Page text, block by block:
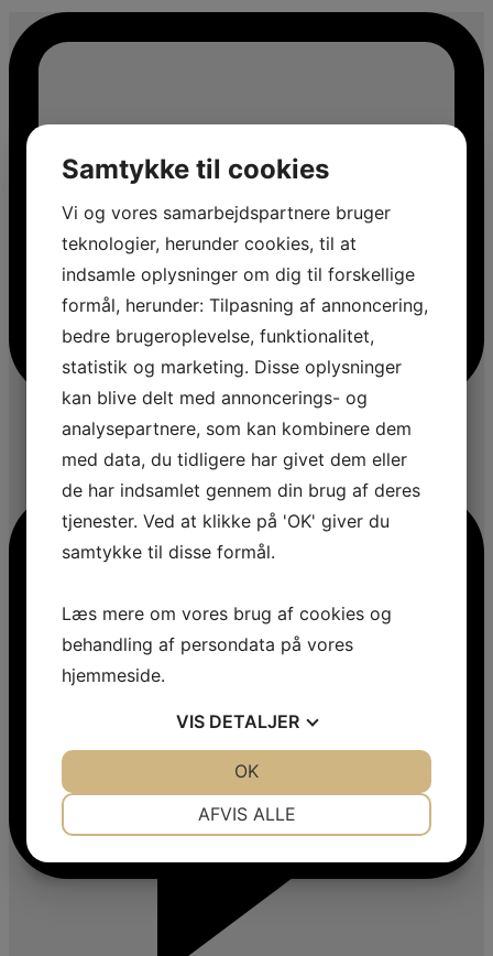
Samtykke til cookies
Vi og vores samarbejdspartnere bruger
teknologier, herunder cookies, til at
indsamle oplysninger om dig til forskellige
formål, herunder: Tilpasning af annoncering,
bedre brugeroplevelse, funktionalitet,
statistik og marketing. Disse oplysninger
kan blive delt med annoncerings- og
analysepartnere, som kan kombinere dem
med data, du tidligere har givet dem eller
de har indsamlet gennem din brug af deres
tjenester. Ved at klikke på 'OK' giver du
samtykke til disse formål.
Læs mere om vores brug af cookies og
behandling af persondata på vores
hjemmeside.
VIS DETALJER
MARKETING STATISTIK
AFVIS ALLE
OK